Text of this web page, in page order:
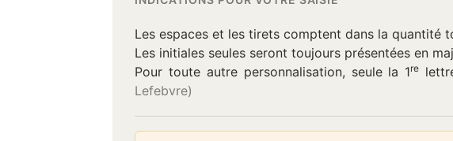
Les espaces et les tirets comptent dans la quantité
Les initiales seules seront toujours présentées en
Pour toute autre personnalisation, seule la 1re
Lefebvre)